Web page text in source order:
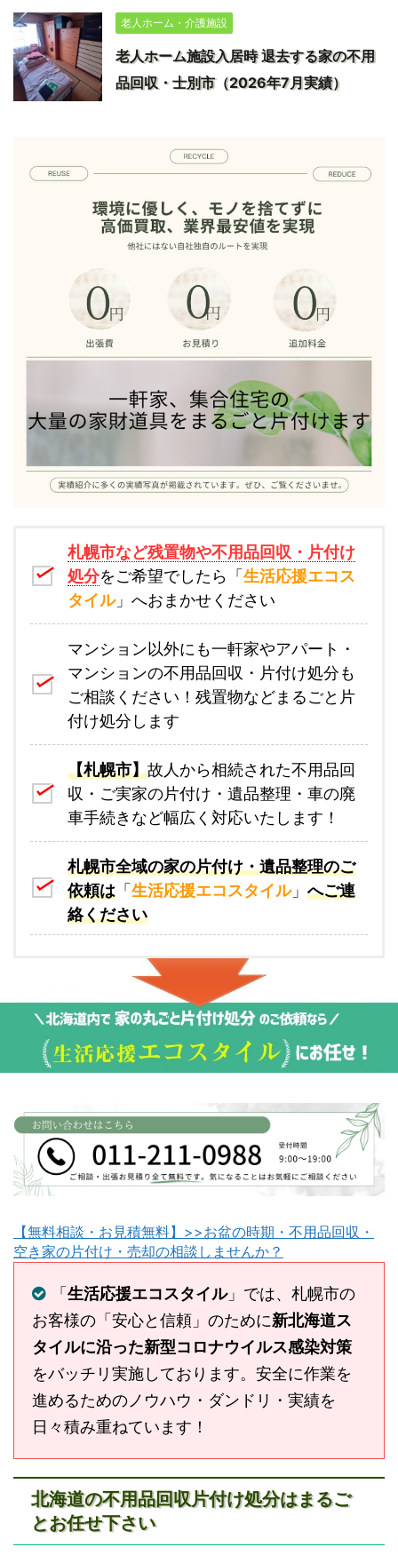
老人ホーム・介護施設
老人ホーム施設入居時 退去する家の不用
品回収・士別市（2026年7月実績）
札幌市など残置物や不用品回収・片付け
処分をご希望でしたら「 生活応援エコス
タイル」へおまかせください
マンション以外にも一軒家やアパート・
マンションの不用品回収・片付け処分も
ご相談ください！残置物などまるごと片
付け処分します
【札幌市】故人から相続された不用品回
収・ご実家の片付け・遺品整理・車の廃
車手続きなど幅広く対応いたします！
札幌市全域の家の片付け・遺品整理のご
依頼は 「 生活応援エコスタイル」 へご連
絡ください
【無料相談・お見積無料】>>お盆の時期・不用品回収・
空き家の片付け・売却の相談しませんか？
「 生活応援エコスタイル」では、札幌市の
お客様の「安心と信頼」のために新北海道ス
タイルに沿った新型コロナウイルス感染対策
をバッチリ実施しております。安全に作業を
進めるためのノウハウ・ダンドリ・実績を
日々積み重ねています！
北海道の不用品回収片付け処分はまるご
とお任せ下さい